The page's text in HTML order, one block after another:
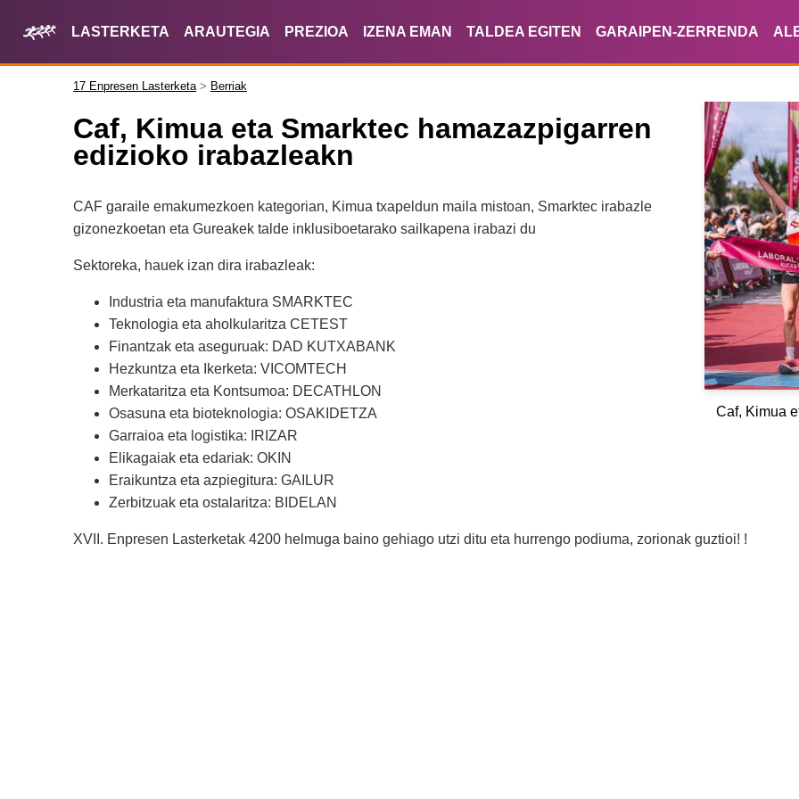
LASTERKETA ARAUTEGIA PREZIOA IZENA EMAN TALDEA EGITEN GARAIPEN-ZERRENDA
17 Enpresen Lasterketa> Berriak
Caf, Kimua
Caf, Kimua eta Smarktec hamazazpigarren
edizioko irabazleakn
CAF garaile emakumezkoen kategorian, Kimua txapeldun maila mistoan, Smarktec irabazle
gizonezkoetan eta Gureakek talde inklusiboetarako sailkapena irabazi du
Sektoreka, hauek izan dira irabazleak:
Industria eta manufaktura SMARKTEC
Teknologia eta aholkularitza CETEST
Finantzak eta aseguruak: DAD KUTXABANK
Hezkuntza eta Ikerketa: VICOMTECH
Merkataritza eta Kontsumoa: DECATHLON
Osasuna eta bioteknologia: OSAKIDETZA
Garraioa eta logistika: IRIZAR
Elikagaiak eta edariak: OKIN
Eraikuntza eta azpiegitura: GAILUR
Zerbitzuak eta ostalaritza: BIDELAN
XVII. Enpresen Lasterketak 4200 helmuga baino gehiago utzi ditu eta hurrengo podiuma, zorionak guztioi! !